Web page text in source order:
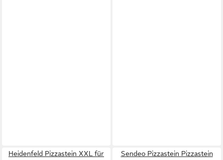
Heidenfeld Pizzastein XXL für Sendeo Pizzastein Pizzastein